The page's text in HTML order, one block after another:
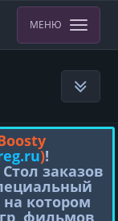
МЕНЮ
)!
заказов
котором
фильмов,